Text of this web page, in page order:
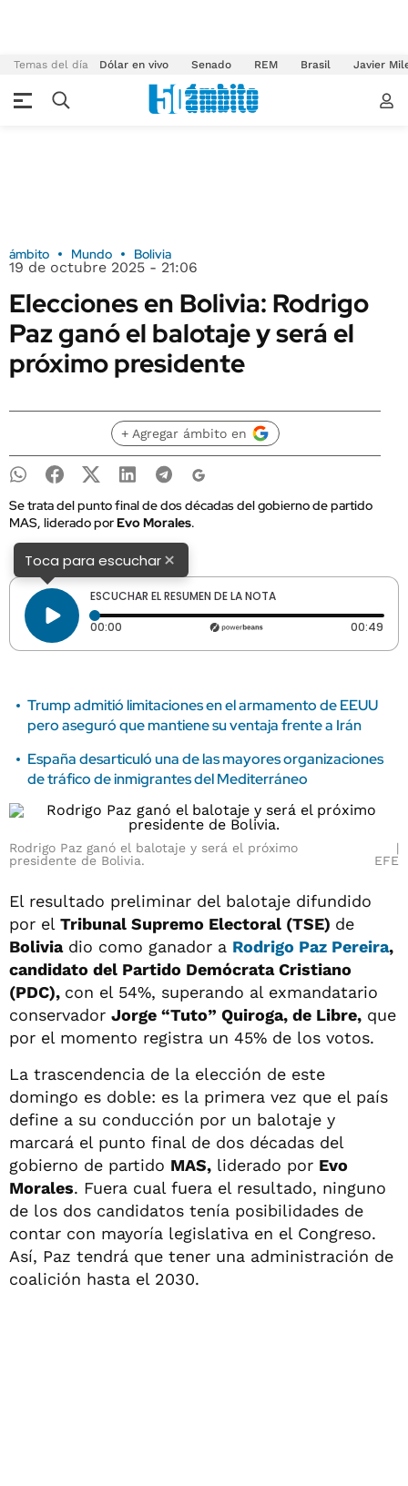
Temas del día Dólar en vivo Senado REM Brasil Javier
ámbito Mundo Bolivia
19 de octubre 2025 - 21:06
Elecciones en Bolivia: Rodrigo
Paz ganó el balotaje y será el
próximo presidente
+ Agregar ámbito en
Se trata del punto final de dos décadas del gobierno de partido
MAS, liderado porEvo Morales.
Toca para escuchar×
ESCUCHAR EL RESUMEN DE LA NOTA
00:00 Tiempo transcurrido: 0 segundos 00:49
Trump admitió limitaciones en el armamento de EEUU
pero aseguró que mantiene su ventaja frente a Irán
España desarticuló una de las mayores organizaciones
de tráfico de inmigrantes del Mediterráneo
Rodrigo Paz ganó el balotaje y será el próximo
presidente de Bolivia.
EFE
El resultado preliminar del balotaje difundido
por el Tribunal Supremo Electoral (TSE) de
Boliviadio como ganador a Rodrigo Paz Pereira,
candidato del Partido Demócrata Cristiano
(PDC), con el 54%, superando al exmandatario
conservador Jorge “Tuto” Quiroga, de Libre, que
por el momento registra un 45% de los votos.
La trascendencia de la elección de este
domingo es doble: es la primera vez que el país
define a su conducción por un balotaje y
marcará el punto final de dos décadas del
gobierno de partido MAS, liderado por Evo
Morales. Fuera cual fuera el resultado, ninguno
de los dos candidatos tenía posibilidades de
contar con mayoría legislativa en el Congreso.
Así, Paz tendrá que tener una administración de
coalición hasta el 2030.